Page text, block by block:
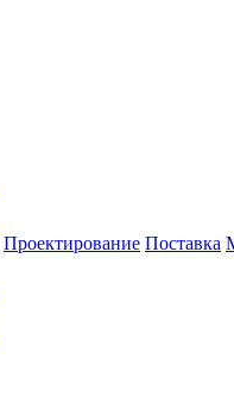
Проектирование Поставка